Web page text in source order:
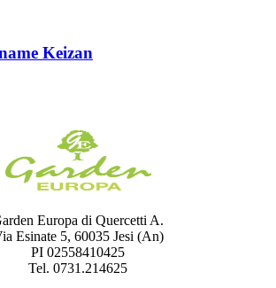
Keizan
Europa di Quercetti A.
Esinate 5, 60035 Jesi (An)
PI 02558410425
Tel. 0731.214625